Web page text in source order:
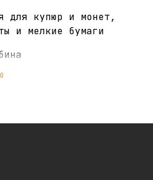
для купюр и монет,
и мелкие бумаги
х 13 х 8 см